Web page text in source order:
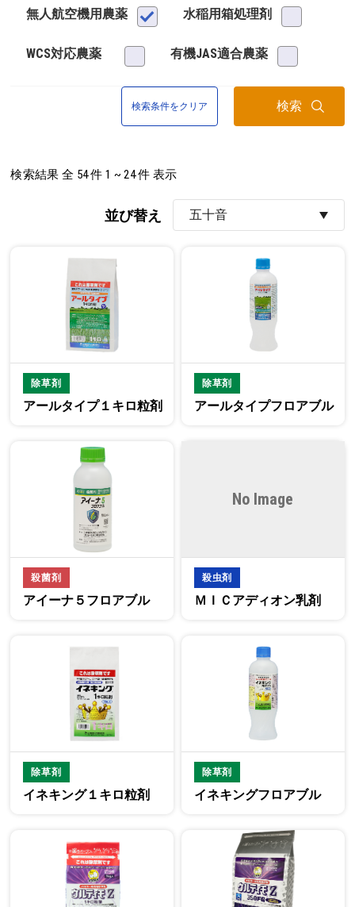
無人航空機用農薬 水稲用箱処理剤
WCS対応農薬 有機JAS適合農薬
検索条件をクリア 検索
検索結果 全 54件1 ~24件 表示
並び替え
除草剤
アールタイプ１キロ粒剤
除草剤
アールタイプフロアブル
殺菌剤
アイーナ５フロアブル
No Image
殺虫剤
ＭＩＣアディオン乳剤
除草剤
イネキング１キロ粒剤
除草剤
イネキングフロアブル